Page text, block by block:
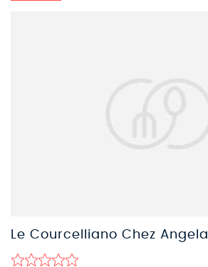
Le Courcelliano Chez Angela